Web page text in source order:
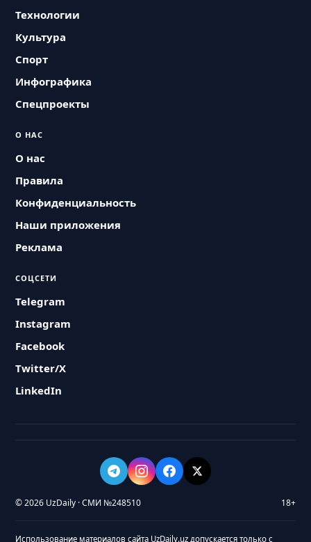
Технологии
Культура
Спорт
Инфографика
Спецпроекты
О НАС
О нас
Правила
Конфиденциальность
Наши приложения
Реклама
СОЦСЕТИ
Telegram
Instagram
Facebook
Twitter/X
LinkedIn
© 2026 UzDaily · СМИ №248510 18+
Использование материалов сайта UzDaily.uz допускается только с